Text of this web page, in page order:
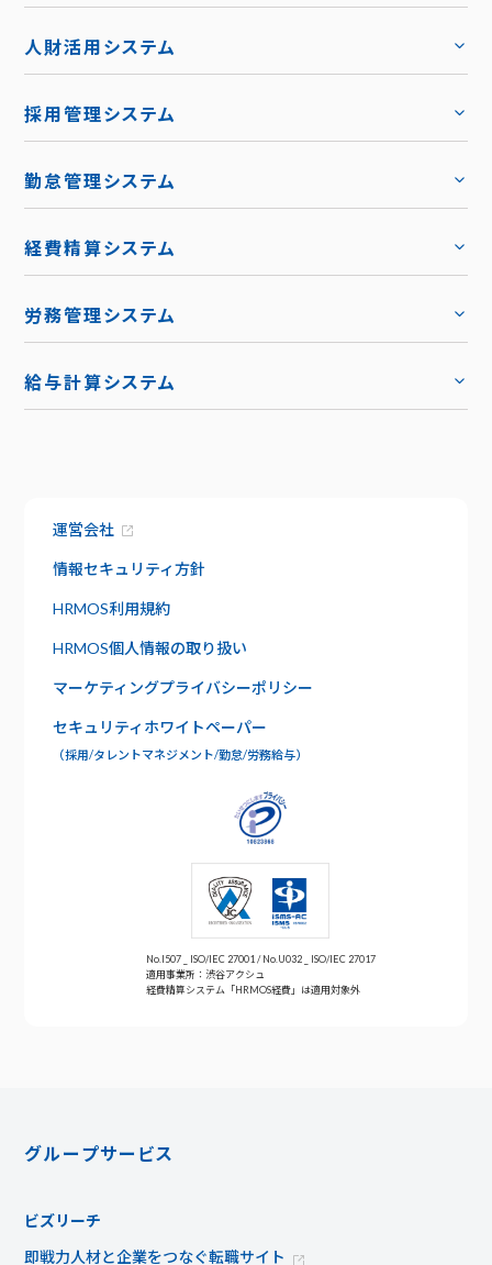
人財活用システム
社内版ビズリーチ
採用管理システム
料金
キャリア採用
導入事例
お役立ち資料
勤怠管理システム
日報管理
ワークフロー
経費精算システム
労務管理システム
年末調整
特長
セキュリティ
サポート
よくあるご質問
給与計算システム
運営会社
情報セキュリティ方針
HRMOS利用規約
HRMOS個人情報の取り扱い
マーケティングプライバシーポリシー
セキュリティホワイトペーパー
（採用/タレントマネジメント/勤怠/労務給与）
No.I507 _ ISO/IEC 27001 / No.U032 _ ISO/IEC 27017
適用事業所：渋谷アクシュ
経費精算システム「HRMOS経費」は適用対象外
グループサービス
ビズリーチ
即戦力人材と企業をつなぐ転職サイト